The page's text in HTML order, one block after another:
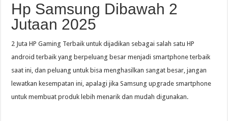
Hp Samsung Dibawah 2
Jutaan 2025
2 Juta HP Gaming Terbaik untuk dijadikan sebagai salah satu HP
android terbaik yang berpeluang besar menjadi smartphone terbaik
saat ini, dan peluang untuk bisa menghasilkan sangat besar, jangan
lewatkan kesempatan ini, apalagi jika Samsung upgrade smartphone
untuk membuat produk lebih menarik dan mudah digunakan.